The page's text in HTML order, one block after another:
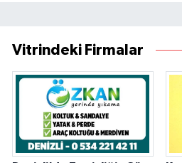
Vitrindeki Firmalar